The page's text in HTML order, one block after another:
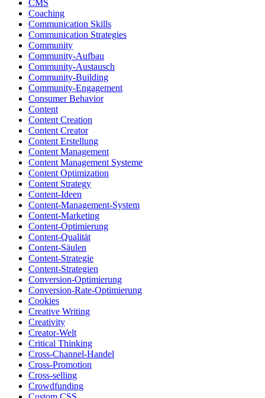
CMS
Coaching
Communication Skills
Communication Strategies
Community
Community-Aufbau
Community-Austausch
Community-Building
Community-Engagement
Consumer Behavior
Content
Content Creation
Content Creator
Content Erstellung
Content Management
Content Management Systeme
Content Optimization
Content Strategy
Content-Ideen
Content-Management-System
Content-Marketing
Content-Optimierung
Content-Qualität
Content-Säulen
Content-Strategie
Content-Strategien
Conversion-Optimierung
Conversion-Rate-Optimierung
Cookies
Creative Writing
Creativity
Creator-Welt
Critical Thinking
Cross-Channel-Handel
Cross-Promotion
Cross-selling
Crowdfunding